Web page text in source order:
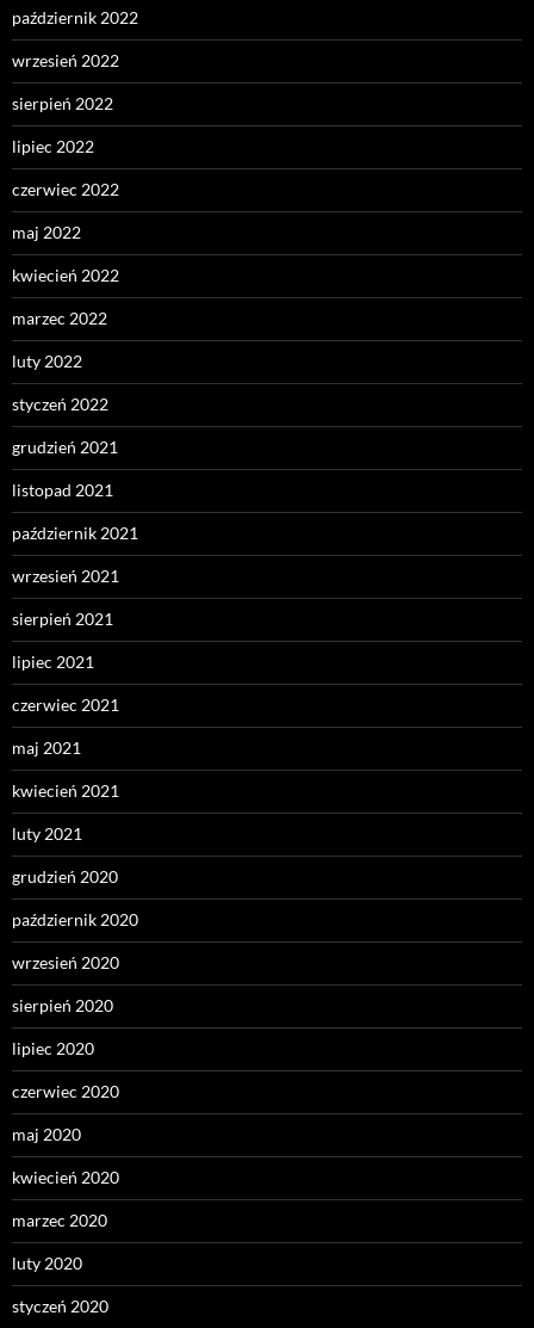
październik 2022
wrzesień 2022
sierpień 2022
lipiec 2022
czerwiec 2022
maj 2022
kwiecień 2022
marzec 2022
luty 2022
styczeń 2022
grudzień 2021
listopad 2021
październik 2021
wrzesień 2021
sierpień 2021
lipiec 2021
czerwiec 2021
maj 2021
kwiecień 2021
luty 2021
grudzień 2020
październik 2020
wrzesień 2020
sierpień 2020
lipiec 2020
czerwiec 2020
maj 2020
kwiecień 2020
marzec 2020
luty 2020
styczeń 2020